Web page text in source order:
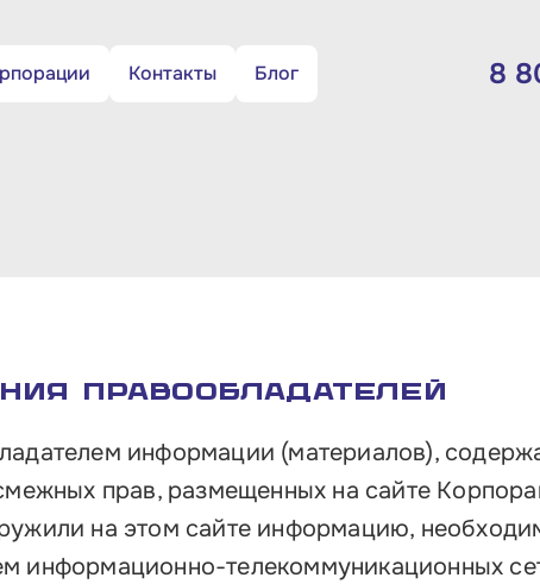
Контакты Блог 8
Гарантийная поддержка
Льготное государственное и
муниципальное имущество
Обучение
правообладателей
информации (материалов),
прав, размещенных на сайте
на этом сайте информацию,
информационно-телекоммуникационных